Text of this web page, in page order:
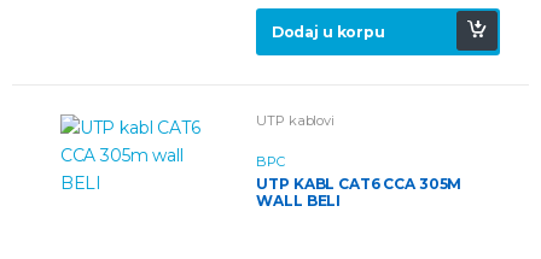
Dodaj u korpu
UTP kablovi
BPC
UTP KABL CAT6 CCA 305M
WALL BELI